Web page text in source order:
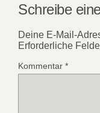
Schreibe
Deine E-Mail-
Erforderliche
Kommentar *